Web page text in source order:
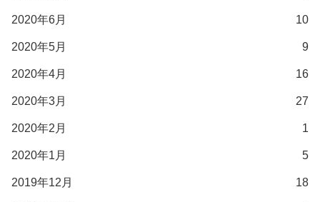
2020年6月 10
2020年5月 9
2020年4月 16
2020年3月 27
2020年2月 1
2020年1月 5
2019年12月 18